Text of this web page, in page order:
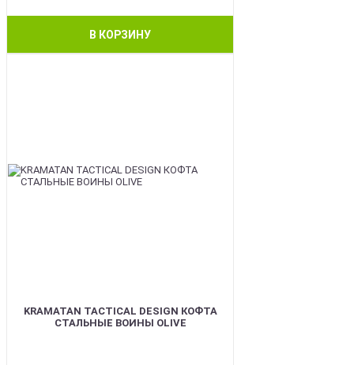
В КОРЗИНУ
KRAMATAN TACTICAL DESIGN КОФТА
СТАЛЬНЫЕ ВОИНЫ OLIVE